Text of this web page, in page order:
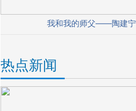
我和我的师父——陶建宁
热点新闻